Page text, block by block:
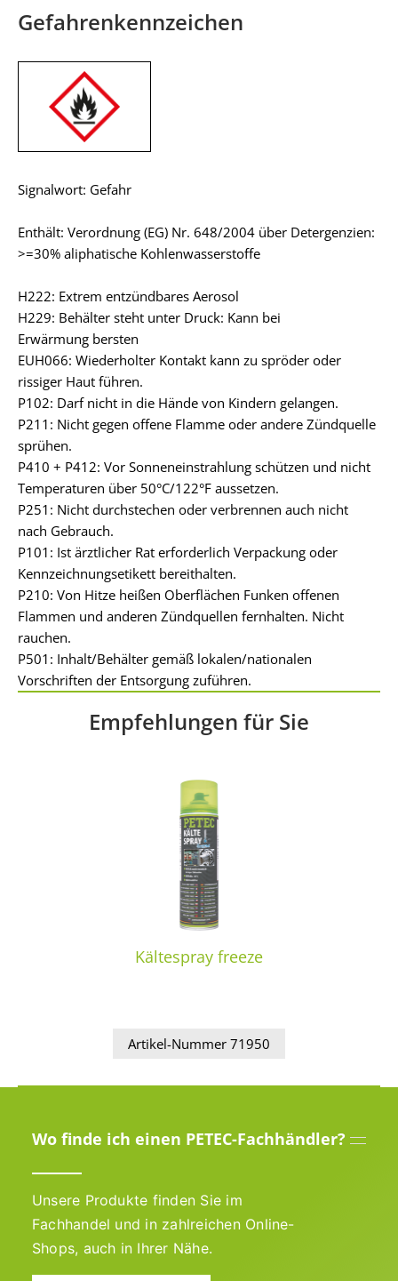
Gefahrenkennzeichen
Signalwort: Gefahr
Enthält: Verordnung (EG) Nr. 648/2004 über Detergenzien:
>=30% aliphatische Kohlenwasserstoffe
H222: Extrem entzündbares Aerosol
H229: Behälter steht unter Druck: Kann bei
Erwärmung bersten
EUH066: Wiederholter Kontakt kann zu spröder oder
rissiger Haut führen.
P102: Darf nicht in die Hände von Kindern gelangen.
P211: Nicht gegen offene Flamme oder andere Zündquelle
sprühen.
P410 + P412: Vor Sonneneinstrahlung schützen und nicht
Temperaturen über 50°C/122°F aussetzen.
P251: Nicht durchstechen oder verbrennen auch nicht
nach Gebrauch.
P101: Ist ärztlicher Rat erforderlich Verpackung oder
Kennzeichnungsetikett bereithalten.
P210: Von Hitze heißen Oberflächen Funken offenen
Flammen und anderen Zündquellen fernhalten. Nicht
rauchen.
P501: Inhalt/Behälter gemäß lokalen/nationalen
Vorschriften der Entsorgung zuführen.
Empfehlungen für Sie
Kältespray freeze
Artikel-Nummer 71950
Wo finde ich einen PETEC-Fachhändler?
Unsere Produkte finden Sie im
Fachhandel und in zahlreichen Online-
Shops, auch in Ihrer Nähe.